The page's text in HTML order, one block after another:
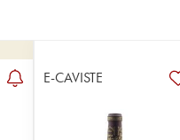
E-CAVISTE